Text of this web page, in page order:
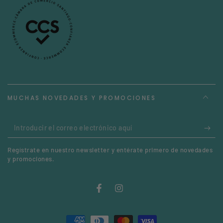
MUCHAS NOVEDADES Y PROMOCIONES
Introducir
el
correo
Regístrate en nuestro newsletter y entérate primero de novedades
y promociones.
FacebookInstagram